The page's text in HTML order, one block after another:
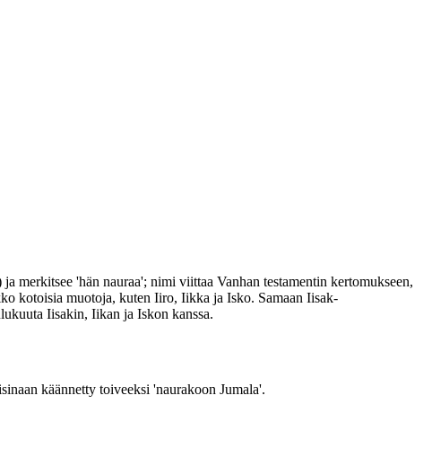
merkitsee 'hän nauraa'; nimi viittaa Vanhan testamentin kertomukseen,
kotoisia muotoja, kuten Iiro, Iikka ja Isko. Samaan Iisak-
Iisakin, Iikan ja Iskon kanssa.
käännetty toiveeksi 'naurakoon Jumala'.